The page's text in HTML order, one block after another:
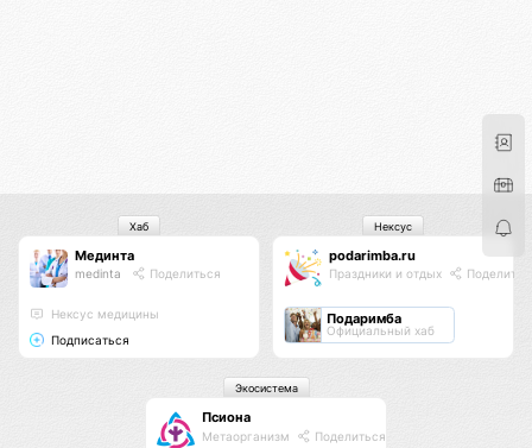
Мединта
medinta Поделиться
Нексус медицины
Подписаться
Хаб
podarimba.ru
Праздники и отдых
Подаримба
Официальный хаб
Нексус
Псиона
Метаорганизм Поделиться
Экосистема